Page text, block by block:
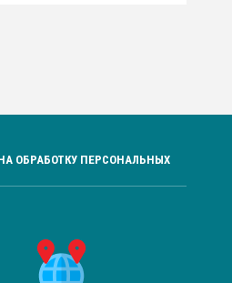
ОБРАБОТКУ ПЕРСОНАЛЬНЫХ